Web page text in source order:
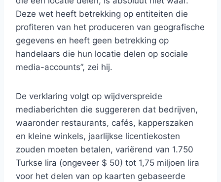
Deze wet heeft betrekking op entiteiten die
profiteren van het produceren van geografische
gegevens en heeft geen betrekking op
handelaars die hun locatie delen op sociale
media-accounts”, zei hij.
De verklaring volgt op wijdverspreide
mediaberichten die suggereren dat bedrijven,
waaronder restaurants, cafés, kapperszaken
en kleine winkels, jaarlijkse licentiekosten
zouden moeten betalen, variërend van 1.750
Turkse lira (ongeveer $ 50) tot 1,75 miljoen lira
voor het delen van op kaarten gebaseerde